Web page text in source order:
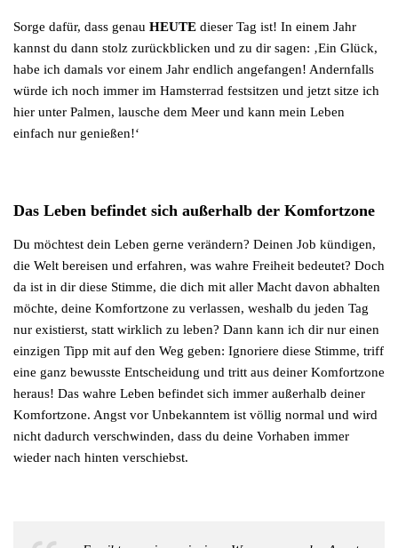
Sorge dafür, dass genau HEUTE dieser Tag ist! In einem Jahr
kannst du dann stolz zurückblicken und zu dir sagen: ‚Ein Glück,
habe ich damals vor einem Jahr endlich angefangen! Andernfalls
würde ich noch immer im Hamsterrad festsitzen und jetzt sitze ich
hier unter Palmen, lausche dem Meer und kann mein Leben
einfach nur genießen!‘
Das Leben befindet sich außerhalb der Komfortzone
Du möchtest dein Leben gerne verändern? Deinen Job kündigen,
die Welt bereisen und erfahren, was wahre Freiheit bedeutet? Doch
da ist in dir diese Stimme, die dich mit aller Macht davon abhalten
möchte, deine Komfortzone zu verlassen, weshalb du jeden Tag
nur existierst, statt wirklich zu leben? Dann kann ich dir nur einen
einzigen Tipp mit auf den Weg geben: Ignoriere diese Stimme, triff
eine ganz bewusste Entscheidung und tritt aus deiner Komfortzone
heraus! Das wahre Leben befindet sich immer außerhalb deiner
Komfortzone. Angst vor Unbekanntem ist völlig normal und wird
nicht dadurch verschwinden, dass du deine Vorhaben immer
wieder nach hinten verschiebst.